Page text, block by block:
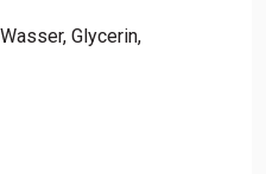
Glycerin,